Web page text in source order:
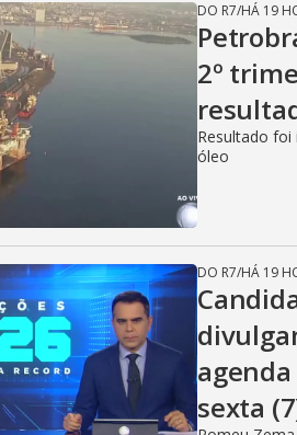
DO R7/HÁ 19
2º
Resultado
óleo
DO R7/HÁ 19
sexta